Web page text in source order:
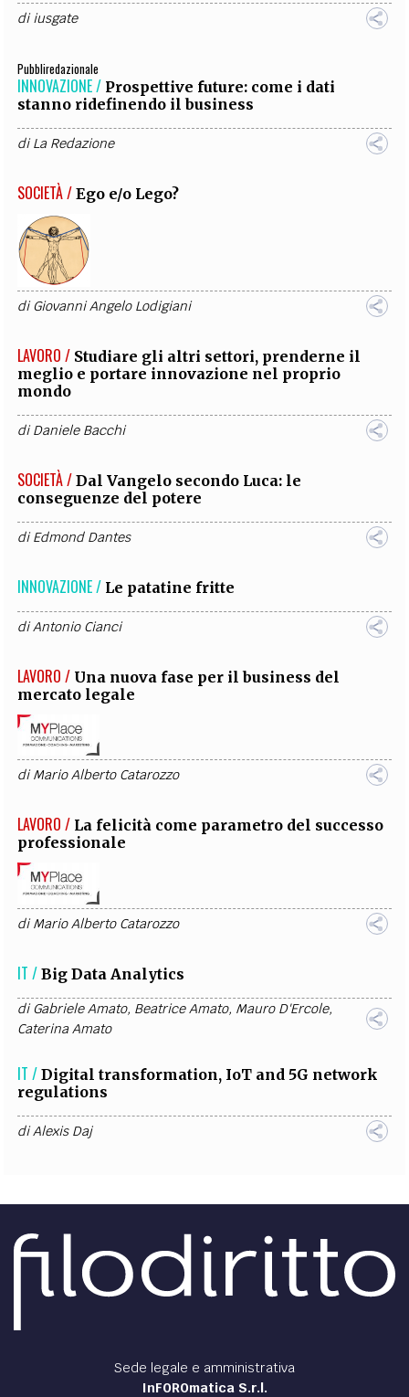
diiusgate
Pubbliredazionale
INNOVAZIONE / Prospettive future: come i dati
stanno ridefinendo il business
diLa Redazione
SOCIETÀ / Ego e/o Lego?
diGiovanni Angelo Lodigiani
LAVORO / Studiare gli altri settori, prenderne il
meglio e portare innovazione nel proprio
mondo
diDaniele Bacchi
SOCIETÀ / Dal Vangelo secondo Luca: le
conseguenze del potere
diEdmond Dantes
INNOVAZIONE / Le patatine fritte
diAntonio Cianci
LAVORO / Una nuova fase per il business del
mercato legale
diMario Alberto Catarozzo
LAVORO / La felicità come parametro del successo
professionale
diMario Alberto Catarozzo
IT / Big Data Analytics
diGabriele Amato, Beatrice Amato, Mauro D'Ercole,
Caterina Amato
IT / Digital transformation, IoT and 5G network
regulations
diAlexis Daj
Sede legale e amministrativa
InFOROmatica S.r.l.